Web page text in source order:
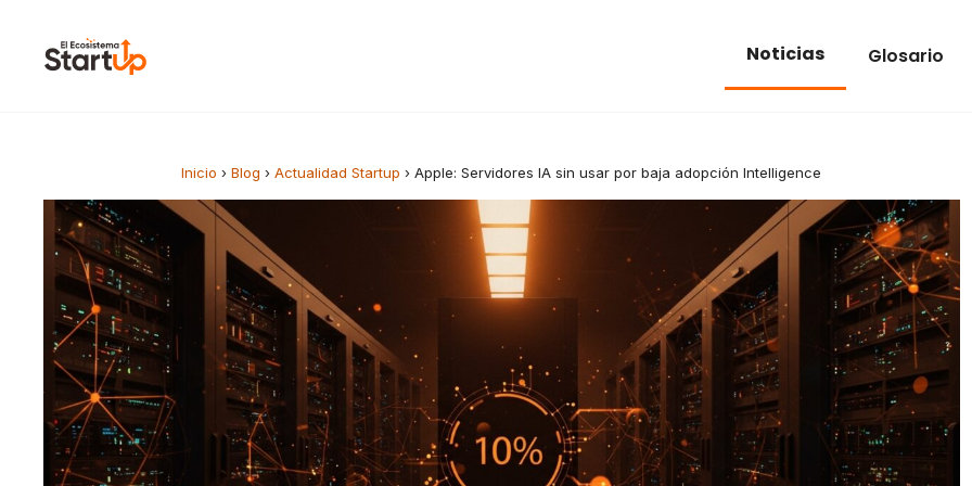
Noticias Glosario
Inicio › Blog › Actualidad Startup › Apple: Servidores IA sin usar por baja adopción Intelligence